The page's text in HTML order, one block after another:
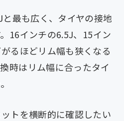
最も広く、タイヤの接地
16インチの6.5J、15イン
るほどリム幅も狭くなる
時はリム幅に合ったタイ
トを横断的に確認したい